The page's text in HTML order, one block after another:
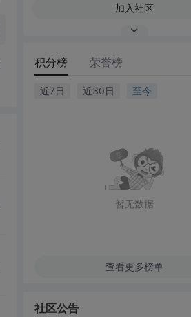
加入社区
积分榜 荣誉榜
近7日 近30日 至今
暂无数据
查看更多榜单
社区公告